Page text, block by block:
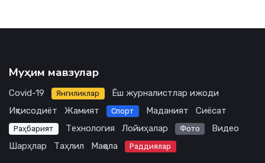
Муҳим мавзулар
Covid-19 Янгиликлар
Ёш журналистлар ижоди
Иқтисодиёт
Жамият Спорт Маданият Сиёсат
Раҳбарият Технология Лойиҳалар Фото
Видео
Шарҳлар
Таҳлил Мақола Раддиялар